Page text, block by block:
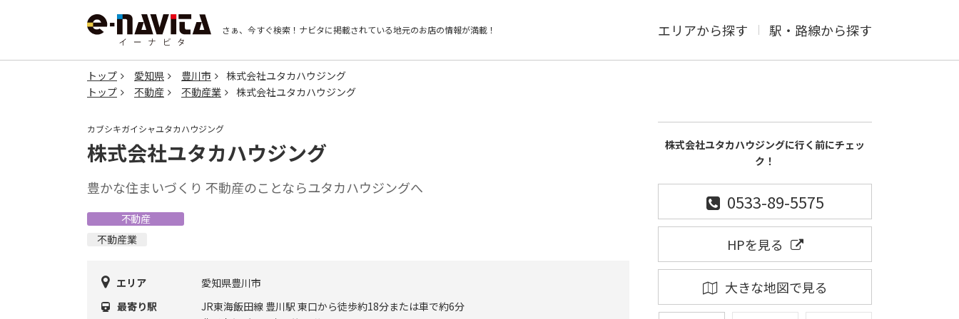
さぁ、今すぐ検索！ ナビタに掲載されている地元のお店の情報が満載！ エリアから探す 駅・路線から探す
トップ 愛知県 豊川市
株式会社ユタカハウジング
トップ
不動産 不動産業 株式会社ユタカハウジング
カブシキガイシャユタカハウジング
株式会社ユタカハウジング
豊かな住まいづくり 不動産のことならユタカハウジングへ
不動産
不動産業
エリア
愛知県豊川市
最寄り駅
JR東海飯田線 豊川駅 東口から徒歩約18分または車で約6分
株式会社ユタカハウジングに行く前にチェッ
ク！
0533-89-5575
HPを見る
大きな地図で見る